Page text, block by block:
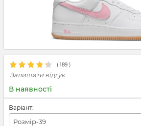
( 189 )
Залишити відгук
В наявності
Варіант:
Розмір-39